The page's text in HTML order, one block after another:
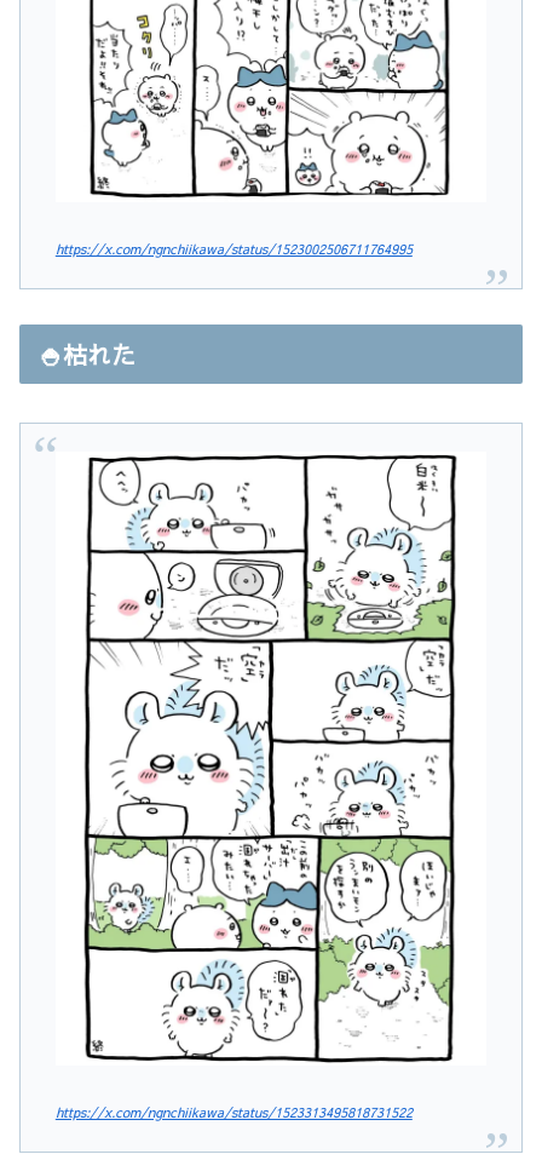
https://x.com/ngnchiikawa/status/1523002506711764995
🍚枯れた
https://x.com/ngnchiikawa/status/1523313495818731522